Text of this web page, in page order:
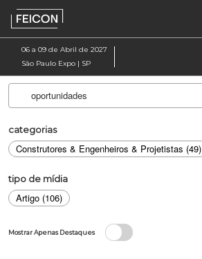
Pular
para
o
conteúdo
06 a 09 de Abril de 2027
São Paulo Expo | SP
categorias
Construtores & Engenheiros & Projetistas (49)
tipo de mídia
Artigo (106)
Mostrar Apenas Destaques